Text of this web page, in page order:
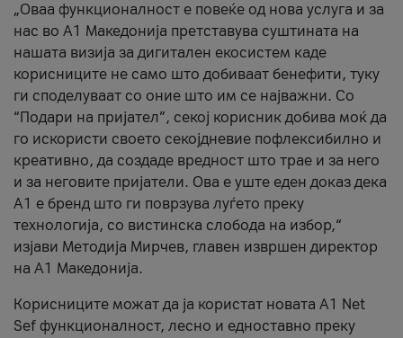
„Оваа функционалност е повеќе од нова услуга и за
нас во А1 Македонија претставува суштината на
нашата визија за дигитален екосистем каде
корисниците не само што добиваат бенефити, туку
ги споделуваат со оние што им се најважни. Со
“Подари на пријател”, секој корисник добива моќ да
го искористи своето секојдневие пофлексибилно и
креативно, да создаде вредност што трае и за него
и за неговите пријатели. Ова е уште еден доказ дека
А1 е бренд што ги поврзува луѓето преку
технологија, со вистинска слобода на избор,“
изјави Методија Мирчев, главен извршен директор
на А1 Македонија.
Корисниците можат да ја користат новата А1 Net
Sef функционалност, лесно и едноставно преку